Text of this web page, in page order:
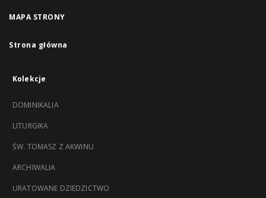
MAPA STRONY
Strona główna
Kolekcje
DOMINIKALIA
LITURGIKA
ŚW. TOMASZ Z AKWINU
ARCHIWALIA
URATOWANE DZIEDZICTWO